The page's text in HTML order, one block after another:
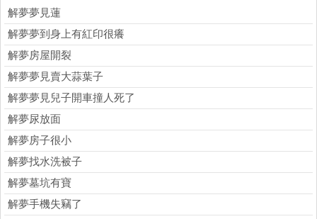
解夢夢見蓮
解夢夢到身上有紅印很癢
解夢房屋開裂
解夢夢見賣大蒜葉子
解夢夢見兒子開車撞人死了
解夢尿放面
解夢房子很小
解夢找水洗被子
解夢墓坑有寶
解夢手機失竊了